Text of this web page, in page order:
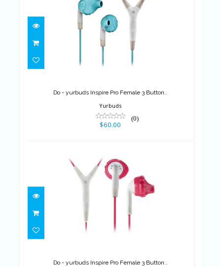
Do - yurbuds Inspire Pro
Female 3 Button..
Do - yurbuds Inspire Pro Female 3 Button..
Yurbuds
(0)
$60.00
Do - yurbuds Inspire Pro
Do - yurbuds Inspire Pro Female 3 Button..